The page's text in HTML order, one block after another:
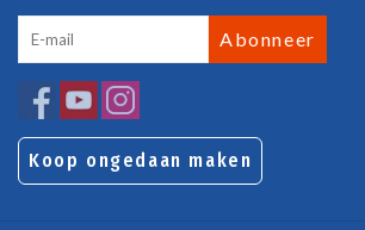
Abonneer
Koop ongedaan maken